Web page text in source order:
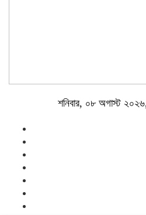
শনিবার, ০৮ অগাস্ট